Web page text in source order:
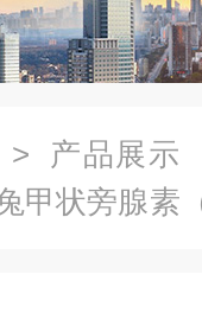
> 产品展示
甲状旁腺素